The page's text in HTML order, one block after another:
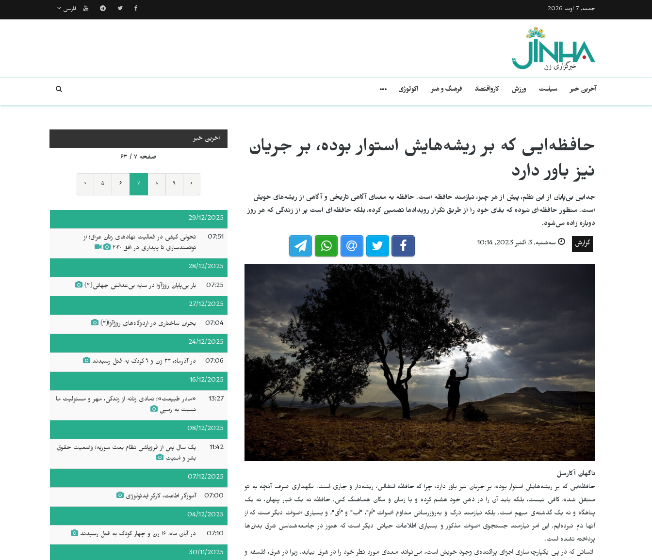
جمعه, 7 اوت 2026 فارسی
آخرین خبر سیاست ورزش کارواقتصاد فرهنگ و هنر اکولوژی
حافظەایی که بر ریشەهایش استوار بودە، بر جریان
نیز باور دارد
جدایی بی‌پایان از این نظم، پیش از هر چیز، نیازمند حافظه است. حافظه به معنای آگاهی تاریخی و آگاهی از ریشه‌های خویش
است. منظور حافظه‌ای نبودە که بقای خود را از طریق تکرار رویدادها تضمین کردە، بلکه حافظه‌ای است پر از زندگی که هر روز
دوباره زاده می‌شود.
گزارش سه‌شنبه, 3 اكتبر 2023, 10:14
ناگهان آکارسل
حافظەایی که بر ریشەهایش استوار بودە، بر جریان نیز باور دارد، چرا که حافظه انتقالی، ریشه‌دار و جاری است. نگهداری صرف آنچه به تو
منتقل شده، کافی نیست، بلکه باید آن را در ذهن خود هضم کرده و با زمان و مکان هماهنگ کنی. حافظه نه یک انبار پنهان، نه یک
پناهگاه و نه یک گذشته‌ی مبهم است. بلکه نیازمند درک و به‌روزرسانی مداوم اصوات "اُم"، "اَب" و "اُی"، و بسیاری اصوات دیگر است که از
آنها نام نبرده‌ایم. این امر نیازمند جستجوی اصوات مذکور و بسیاری اطلاعات حیاتی دیگر است که هنوز در جامعه‌شناسی شرق بدان‌ها
پرداخته نشده است.
انسانی که در پی یکپارچه‌سازی اجزای پراکندەی وجود خویش است، می‌تواند معنای مورد نظر خود را در شرق بیابد. زیرا در شرق، فلسفه و
آخرین خبر
صفحه ۷ / ۶۳
‹ ۵ ۶ ۷ ۸ ۹ ›
29/12/2025
07:51
تحولی کیفی در فعالیت نهادهای زنان عراق؛ از
توانمندسازی تا پایداری در افق ۲۰۳۰
28/12/2025
07:25 بار بی‌پایان روژآوا در سایه بی‌عدالتی جهانی(۳)
27/12/2025
07:04 بحران ساختاری در اردوگاه‌های روژآوا(۲)
24/12/2025
07:06 در آذرماه، ۳٢ زن و ۹ کودک به قتل رسیدند
16/12/2025
13:27
«مادر طبیعت»؛ نمادی زنانه از زندگی، مهر و مسئولیت ما
نسبت به زمین
08/12/2025
11:42
یک سال پس از فروپاشی نظام بعث سوریه؛ وضعیت حقوق
بشر و امنیت
07/12/2025
07:00 آموزگارِ اطاعت، کارگرِ ایدئولوژی
04/12/2025
07:10 در آبان ماه، ١۶ زن و چهار کودک به قتل رسیدند
30/11/2025